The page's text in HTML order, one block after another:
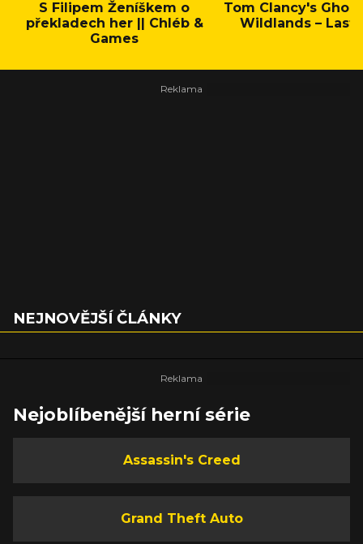
S Filipem Ženíškem o
překladech her || Chléb &
Games
Tom Clancy's
Wildlands – Last
NEJNOVĚJŠÍ ČLÁNKY
Nejoblíbenější herní série
Assassin's Creed
Grand Theft Auto